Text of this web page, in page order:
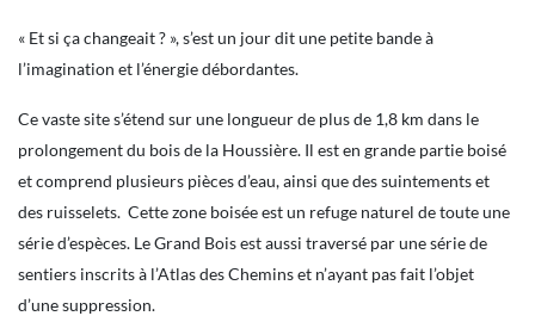
« Et si ça changeait ? », s’est un jour dit une petite bande à
l’imagination et l’énergie débordantes.
Ce vaste site s’étend sur une longueur de plus de 1,8 km dans le
prolongement du bois de la Houssière. Il est en grande partie boisé
et comprend plusieurs pièces d’eau, ainsi que des suintements et
des ruisselets. Cette zone boisée est un refuge naturel de toute une
série d’espèces. Le Grand Bois est aussi traversé par une série de
sentiers inscrits à l’Atlas des Chemins et n’ayant pas fait l’objet
d’une suppression.